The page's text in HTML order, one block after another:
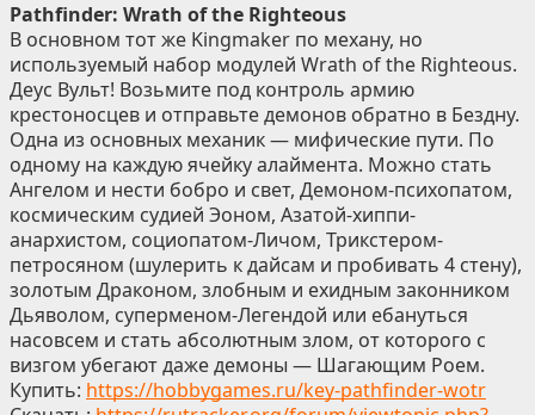
Pathfinder: Wrath of the Righteous
В основном тот же Kingmaker по механу, но
используемый набор модулей Wrath of the Righteous.
Деус Вульт! Возьмите под контроль армию
крестоносцев и отправьте демонов обратно в Бездну.
Одна из основных механик — мифические пути. По
одному на каждую ячейку алаймента. Можно стать
Ангелом и нести бобро и свет, Демоном-психопатом,
космическим судией Эоном, Азатой-хиппи-
анархистом, социопатом-Личом, Трикстером-
петросяном (шулерить к дайсам и пробивать 4 стену),
золотым Драконом, злобным и ехидным законником
Дьяволом, суперменом-Легендой или ебануться
насовсем и стать абсолютным злом, от которого с
визгом убегают даже демоны — Шагающим Роем.
Купить: https://hobbygames.ru/key-pathfinder-wotr